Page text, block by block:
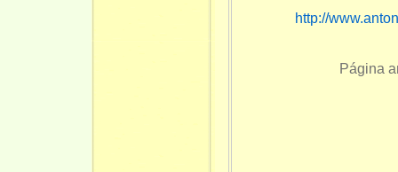
http://
Página